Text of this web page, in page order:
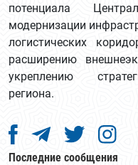
потенциала
модернизации
логистических
расширению
укреплению
региона.
Последние сообщения